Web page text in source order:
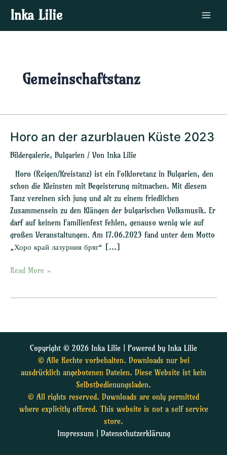
Inhalt
springen
Inka Lilie
Main
Menu
Gemeinschaftstanz
Horo an der azurblauen Küste 2023
Bildergalerie, Bulgarien / Von Inka Lilie
Horo (Reigen/Kreistanz) ist ein Folkloretanz in Bulgarien, den
schon die Kleinsten mit Begeisterung mitmachen. Mit diesem
Tanz vereinen sich jung und alt zu einem friedlichen
Zusammensein zu den Klängen der bulgarischen Volksmusik. Er
darf auf keinem Familienfest fehlen, genauso wenig wie auf
großen Veranstaltungen. Am 17.06.2023 fand unter dem Motto
„Хоро край лазурния бряг“ […]
Horo
der
azurblauen
Küste
2023
Read More »
Copyright © 2026 Inka Lilie | Powered by Inka Lilie
© Alle Rechte vorbehalten. Downloads nur bei
ausdrücklich angebotenen Dateien. Diese Website ist kein
Selbstbedienungsladen.
© All rights reserved. Downloads are only permitted
where explicitly offered. This website is not a self service
store.
Impressum| Datenschutzerklärung